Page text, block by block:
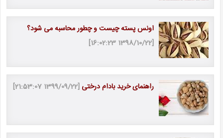
اونس پسته چیست و چطور محاسبه می شود؟
[1398/10/22 16:02:23]
راهنمای خرید بادام درختی [1399/09/22 21:53:07]